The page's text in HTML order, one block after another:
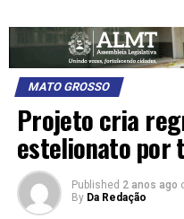
MATO GROSSO
Projeto cria
estelionato por
Published 2 anos ago
By Da Redação